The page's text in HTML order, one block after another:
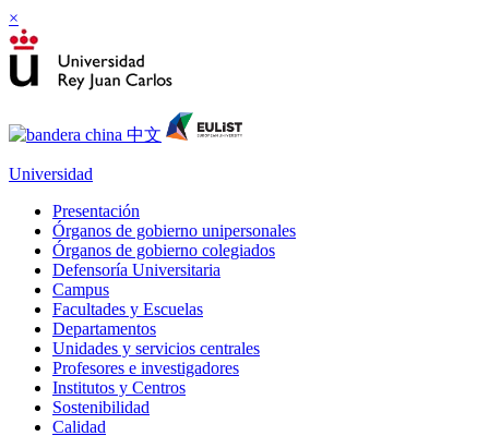
×
Universidad
Presentación
Órganos de gobierno unipersonales
Órganos de gobierno colegiados
Defensoría Universitaria
Campus
Facultades y Escuelas
Departamentos
Unidades y servicios centrales
Profesores e investigadores
Institutos y Centros
Sostenibilidad
Calidad